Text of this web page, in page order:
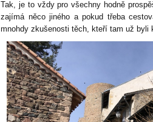
Tak, je to vždy pro všechny hodně
zajímá něco jiného a pokud třeba
mnohdy zkušenosti těch, kteří tam už byli